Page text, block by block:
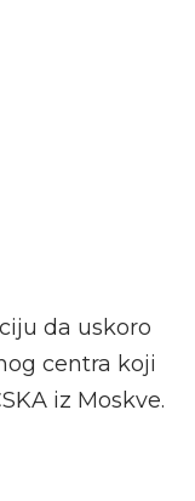
da uskoro
centra koji
iz Moskve.